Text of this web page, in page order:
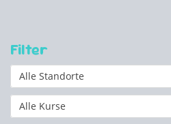
Filter
Alle Standorte
Alle Kurse